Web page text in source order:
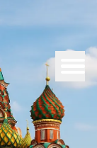
Главная
Каталог